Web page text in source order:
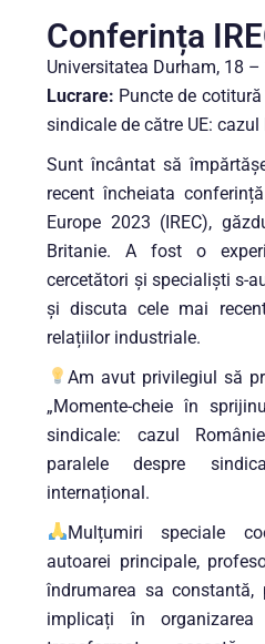
Conferința
Universitatea Durham, 18
Lucrare: Puncte de
sindicale de către UE: cazul
Sunt încântat să
recent încheiata
Europe 2023 (IREC),
Britanie. A fost o
cercetători și specialiști s-
și discuta cele mai
relațiilor industriale.
Am avut privilegiul să
„Momente-cheie în
sindicale: cazul
paralele despre
internațional.
Mulțumiri speciale
autoarei principale,
îndrumarea sa
implicați în